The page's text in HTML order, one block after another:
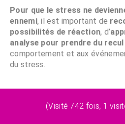
Pour que le stress ne
ennemi, il est important de
possibilités de réaction, d’
analyse pour prendre du recul
comportement et aux
du stress.
(Visité 742 fois, 1